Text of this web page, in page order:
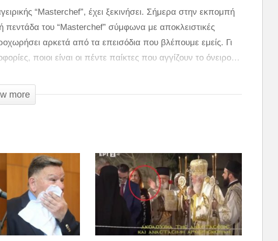
“Masterchef”, έχει ξεκινήσει. Σήμερα στην εκπομπή
πεντάδα του “Masterchef” σύμφωνα με αποκλειστικές
αρκετά από τα επεισόδια που βλέπουμε εμείς. Γι
ποιοι είναι οι πέντε παίκτες που αγγίζουν το όνειρο…
Σπυριδούλα.Ακόμη δυο παίκτες που φτάνουν στην πεντάδα
αγαπημένο της Κατερίνας Καινούργιου, που κατάφερε
«Ευτυχείτε»
more